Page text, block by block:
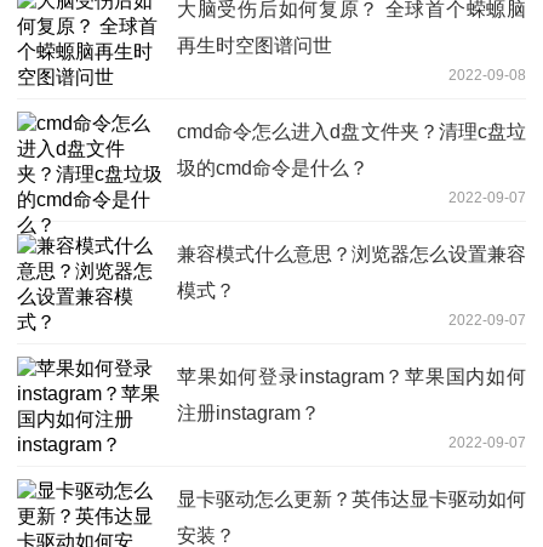
大脑受伤后如何复原？ 全球首个蝾螈脑
再生时空图谱问世
2022-09-08
cmd命令怎么进入d盘文件夹？清理c盘垃
圾的cmd命令是什么？
2022-09-07
兼容模式什么意思？浏览器怎么设置兼容
模式？
2022-09-07
苹果如何登录instagram？苹果国内如何
注册instagram？
2022-09-07
显卡驱动怎么更新？英伟达显卡驱动如何
安装？